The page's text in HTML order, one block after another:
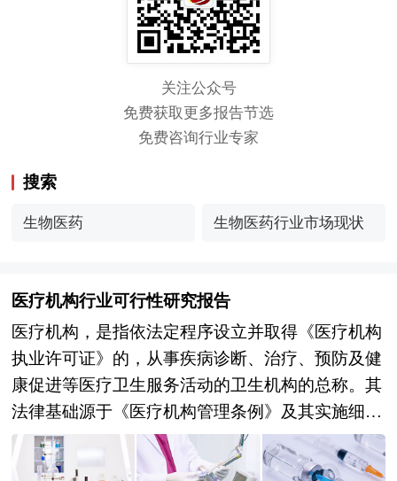
关注公众号
免费获取更多报告节选
免费咨询行业专家
搜索
生物医药 生物医药行业市场现状
医疗机构行业可行性研究报告
医疗机构，是指依法定程序设立并取得《医疗机构
执业许可证》的，从事疾病诊断、治疗、预防及健
康促进等医疗卫生服务活动的卫生机构的总称。其
法律基础源于《医疗机构管理条例》及其实施细
则，明确规定了机构设立、登记、执业和监管的全
流程规范。从功能定位看，医疗机构不仅承担个体